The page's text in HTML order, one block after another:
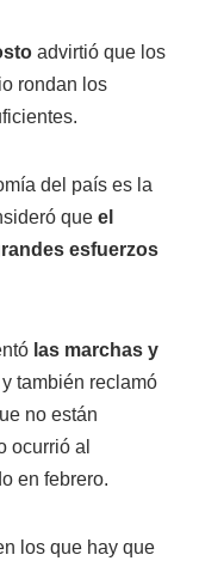
advirtió que los
rondan los
del país es la
que el
esfuerzos
las marchas y
y también reclamó
no están
ocurrió al
en febrero.
los que hay que